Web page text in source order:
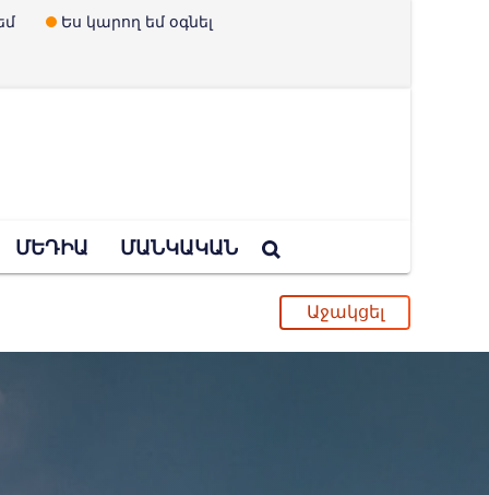
Ես կարող եմ օգնել
ՄԵԴԻԱ ՄԱՆԿԱԿԱՆ
երեխաներ չունենալու պրոպագանդան